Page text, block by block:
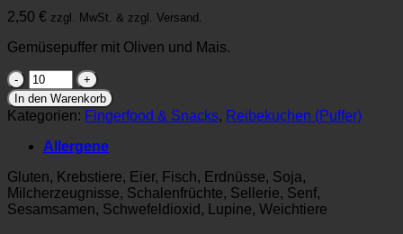
2,50 € zzgl. MwSt. & zzgl. Versand.
Gemüsepuffer mit Oliven und Mais.
Gemüsepuffer
mit
Oliven
&
Mais
Menge
In den Warenkorb
Kategorien: Fingerfood & Snacks, Reibekuchen (Puffer)
Allergene
Gluten, Krebstiere, Eier, Fisch, Erdnüsse, Soja,
Milcherzeugnisse, Schalenfrüchte, Sellerie, Senf,
Sesamsamen, Schwefeldioxid, Lupine, Weichtiere